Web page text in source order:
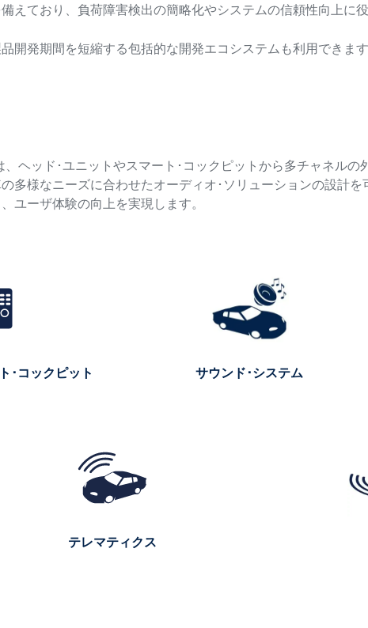
えており、負荷障害検出の簡略化やシステムの信頼性向上に役
開発期間を短縮する包括的な開発エコシステムも利用できます
ヘッド･ユニットやスマート･コックピットから多チャネル
多様なニーズに合わせたオーディオ･ソリューションの設計
ユーザ体験の向上を実現します。
･コックピット サウンド･システム
テレマティクス